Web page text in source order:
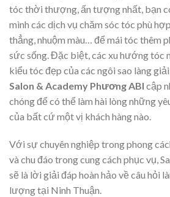
tóc thời thượng, ấn tượng nhất, bạn
mình các dịch vụ chăm sóc tóc phù
thẳng, nhuộm màu… để mái tóc thêm
sức sống. Đặc biệt, các xu hướng tóc
kiểu tóc đẹp của các ngôi sao làng
Salon & Academy Phương ABI cập
chóng để có thể làm hài lòng những
của bất cứ một vị khách hàng nào.
Với sự chuyên nghiệp trong phong
và chu đáo trong cung cách phục vụ,
sẽ là lời giải đáp hoàn hảo về câu hỏi
lượng tại Ninh Thuận.